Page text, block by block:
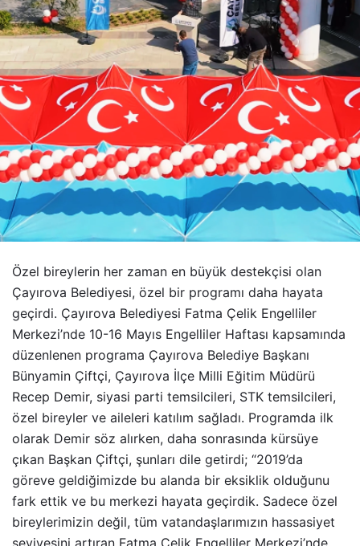
Özel bireylerin her zaman en büyük destekçisi olan
Çayırova Belediyesi, özel bir programı daha hayata
geçirdi. Çayırova Belediyesi Fatma Çelik Engelliler
Merkezi’nde 10-16 Mayıs Engelliler Haftası kapsamında
düzenlenen programa Çayırova Belediye Başkanı
Bünyamin Çiftçi, Çayırova İlçe Milli Eğitim Müdürü
Recep Demir, siyasi parti temsilcileri, STK temsilcileri,
özel bireyler ve aileleri katılım sağladı. Programda ilk
olarak Demir söz alırken, daha sonrasında kürsüye
çıkan Başkan Çiftçi, şunları dile getirdi; “2019’da
göreve geldiğimizde bu alanda bir eksiklik olduğunu
fark ettik ve bu merkezi hayata geçirdik. Sadece özel
bireylerimizin değil, tüm vatandaşlarımızın hassasiyet
seviyesini artıran Fatma Çelik Engelliler Merkezi’nde